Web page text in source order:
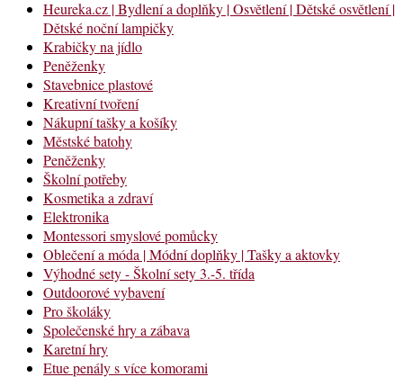
Heureka.cz | Bydlení a doplňky | Osvětlení | Dětské osvětlení |
Dětské noční lampičky
Krabičky na jídlo
Peněženky
Stavebnice plastové
Kreativní tvoření
Nákupní tašky a košíky
Městské batohy
Peněženky
Školní potřeby
Kosmetika a zdraví
Elektronika
Montessori smyslové pomůcky
Oblečení a móda | Módní doplňky | Tašky a aktovky
Výhodné sety - Školní sety 3.-5. třída
Outdoorové vybavení
Pro školáky
Společenské hry a zábava
Karetní hry
Etue penály s více komorami